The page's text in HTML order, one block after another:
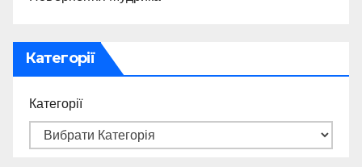
Категорії
Категорії